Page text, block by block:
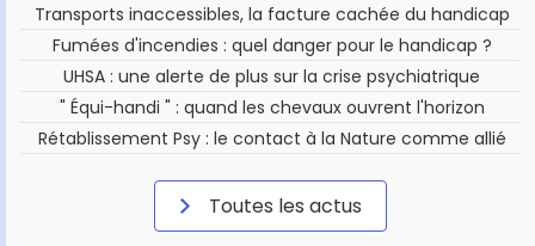
Transports inaccessibles, la facture cachée du handicap
Fumées d'incendies : quel danger pour le handicap ?
UHSA : une alerte de plus sur la crise psychiatrique
" Équi-handi " : quand les chevaux ouvrent l'horizon
Rétablissement Psy : le contact à la Nature comme allié
Toutes les actus